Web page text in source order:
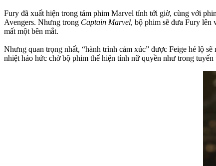
Fury đã xuất hiện trong tám phim Marvel tính tới giờ, cùng với
Avengers. Nhưng trong Captain Marvel, bộ phim sẽ đưa Fury lên
mất một bên mắt.
Nhưng quan trọng nhất, “hành trình cảm xúc” được Feige hé lộ
nhiệt háo hức chờ bộ phim thể hiện tính nữ quyền như trong tuyến